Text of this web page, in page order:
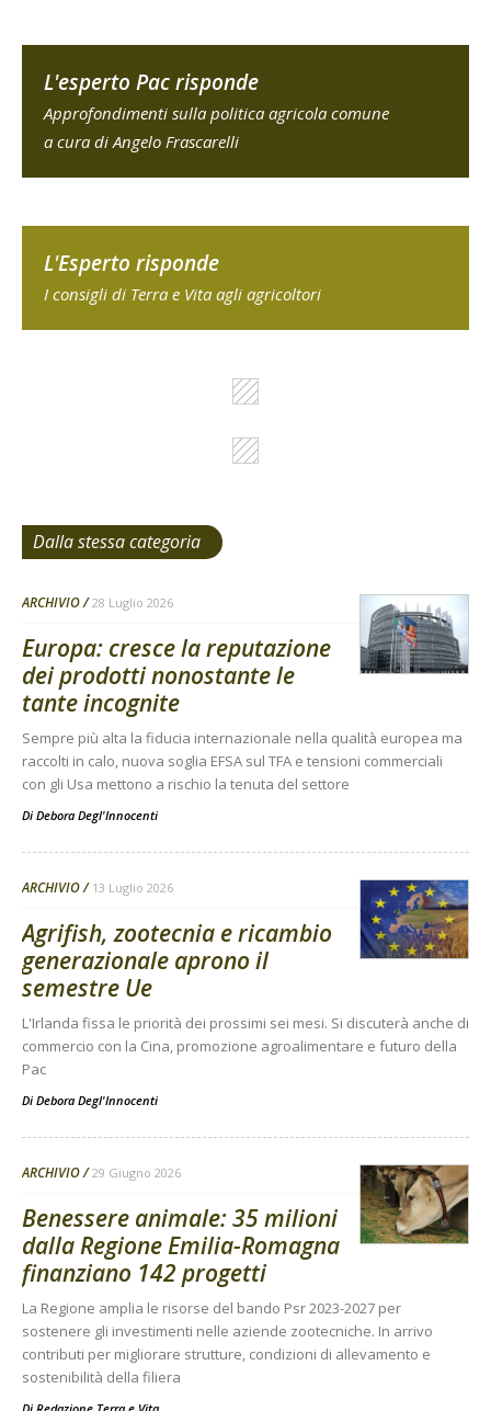
L'esperto Pac risponde
Approfondimenti sulla politica agricola comune
a cura di Angelo Frascarelli
L'Esperto risponde
I consigli di Terra e Vita agli agricoltori
Dalla stessa categoria
ARCHIVIO 28 Luglio 2026
Europa: cresce la reputazione
dei prodotti nonostante le
tante incognite
Sempre più alta la fiducia internazionale nella qualità europea ma
raccolti in calo, nuova soglia EFSA sul TFA e tensioni commerciali
con gli Usa mettono a rischio la tenuta del settore
Di Debora Degl'Innocenti
ARCHIVIO 13 Luglio 2026
Agrifish, zootecnia e ricambio
generazionale aprono il
semestre Ue
L'Irlanda fissa le priorità dei prossimi sei mesi. Si discuterà anche di
commercio con la Cina, promozione agroalimentare e futuro della
Pac
Di Debora Degl'Innocenti
ARCHIVIO 29 Giugno 2026
Benessere animale: 35 milioni
dalla Regione Emilia-Romagna
finanziano 142 progetti
La Regione amplia le risorse del bando Psr 2023-2027 per
sostenere gli investimenti nelle aziende zootecniche. In arrivo
contributi per migliorare strutture, condizioni di allevamento e
sostenibilità della filiera